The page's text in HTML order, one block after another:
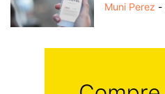
Muni Perez -